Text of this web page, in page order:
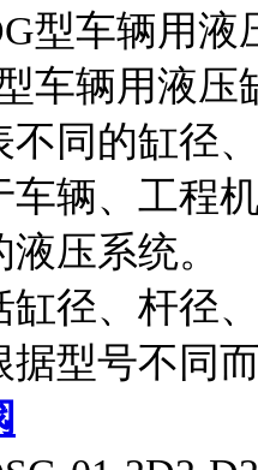
型车辆用液
车辆用液
不同的缸径
车辆、工程
压系统。
缸径、杆径
据型号不同